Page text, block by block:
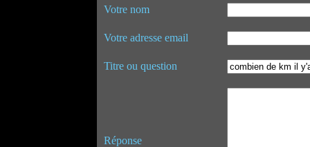
Votre nom
Votre adresse email
Titre ou question
Réponse